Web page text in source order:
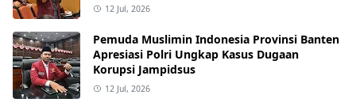
12 Jul, 2026
Pemuda Muslimin Indonesia Provinsi Banten
Apresiasi Polri Ungkap Kasus Dugaan
Korupsi Jampidsus
12 Jul, 2026